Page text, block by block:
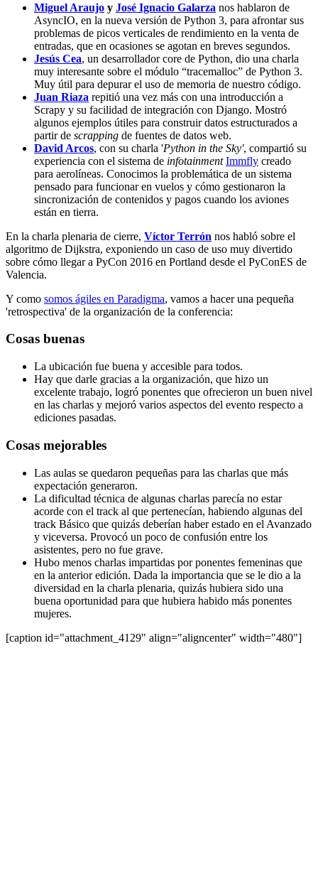
Miguel Araujo y José Ignacio Galarza nos hablaron de
AsyncIO, en la nueva versión de Python 3, para afrontar sus
problemas de picos verticales de rendimiento en la venta de
entradas, que en ocasiones se agotan en breves segundos.
Jesús Cea, un desarrollador core de Python, dio una charla
muy interesante sobre el módulo “tracemalloc” de Python 3.
Muy útil para depurar el uso de memoria de nuestro código.
Juan Riaza repitió una vez más con una introducción a
Scrapy y su facilidad de integración con Django. Mostró
algunos ejemplos útiles para construir datos estructurados a
partir de scrapping de fuentes de datos web.
David Arcos, con su charla 'Python in the Sky', compartió su
experiencia con el sistema de infotainment Immfly creado
para aerolíneas. Conocimos la problemática de un sistema
pensado para funcionar en vuelos y cómo gestionaron la
sincronización de contenidos y pagos cuando los aviones
están en tierra.
En la charla plenaria de cierre, Víctor Terrón nos habló sobre el
algoritmo de Dijkstra, exponiendo un caso de uso muy divertido
sobre cómo llegar a PyCon 2016 en Portland desde el PyConES de
Valencia.
Y como somos ágiles en Paradigma, vamos a hacer una pequeña
'retrospectiva' de la organización de la conferencia:
Cosas buenas
La ubicación fue buena y accesible para todos.
Hay que darle gracias a la organización, que hizo un
excelente trabajo, logró ponentes que ofrecieron un buen nivel
en las charlas y mejoró varios aspectos del evento respecto a
ediciones pasadas.
Cosas mejorables
Las aulas se quedaron pequeñas para las charlas que más
expectación generaron.
La dificultad técnica de algunas charlas parecía no estar
acorde con el track al que pertenecían, habiendo algunas del
track Básico que quizás deberían haber estado en el Avanzado
y viceversa. Provocó un poco de confusión entre los
asistentes, pero no fue grave.
Hubo menos charlas impartidas por ponentes femeninas que
en la anterior edición. Dada la importancia que se le dio a la
diversidad en la charla plenaria, quizás hubiera sido una
buena oportunidad para que hubiera habido más ponentes
mujeres.
[caption id="attachment_4129" align="aligncenter" width="480"]